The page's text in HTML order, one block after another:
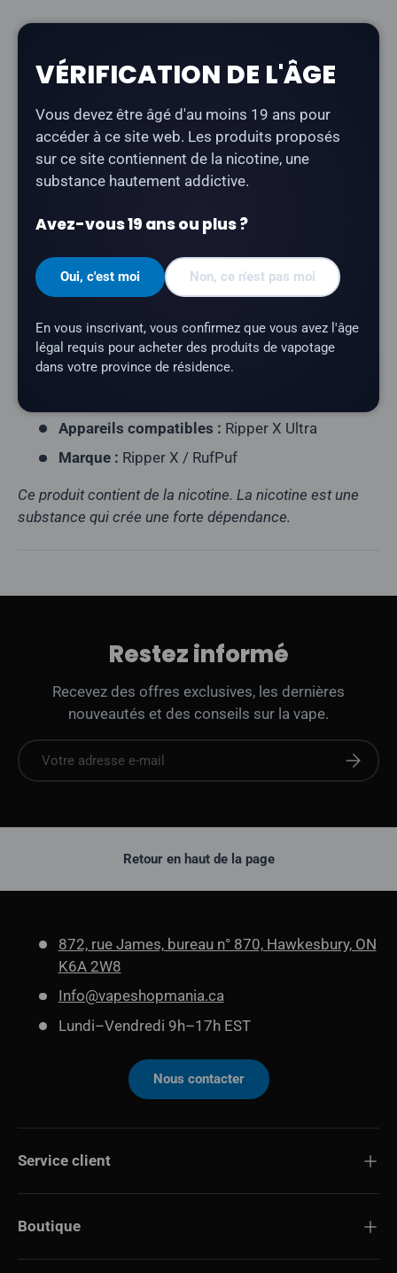
Description
La cartoucheRipper X Pod « Blood Orange Ice »
un goût d'orange sanguine avec une finale
rafraîchissante et glacée. Compatible avec le Ripper X
Ultra.
Type de pod :pod fermé prérempli
Contenu de l'emballage :1 capsule
Contenance en e-liquide : 25 ml
Profil aromatique : orange sanguine, sensation
de fraîcheur
Appareils compatibles : Ripper X Ultra
Marque : Ripper X / RufPuf
Ce produit contient de la nicotine. La nicotine est une
substance qui crée une forte dépendance.
Restez informé
Recevez des offres exclusives, les dernières
nouveautés et des conseils sur la vape.
E-mail
VÉRIFICATION DE L'ÂGE
Vous devez être âgé d'au moins 19 ans pour
accéder à ce site web. Les produits proposés
sur ce site contiennent de la nicotine, une
substance hautement addictive.
Avez-vous 19 ans ou plus ?
Oui, c'est moi Non, ce n'est pas moi
En vous inscrivant, vous confirmez que vous avez l'âge
légal requis pour acheter des produits de vapotage
dans votre province de résidence.
Retour en haut de la page
872, rue James, bureau n° 870, Hawkesbury, ON
K6A 2W8
Info@vapeshopmania.ca
Lundi–Vendredi 9h–17h EST
Nous contacter
Service client
Boutique